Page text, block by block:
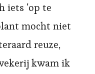
iets ‘op te
mocht niet
reuze,
kwam ik